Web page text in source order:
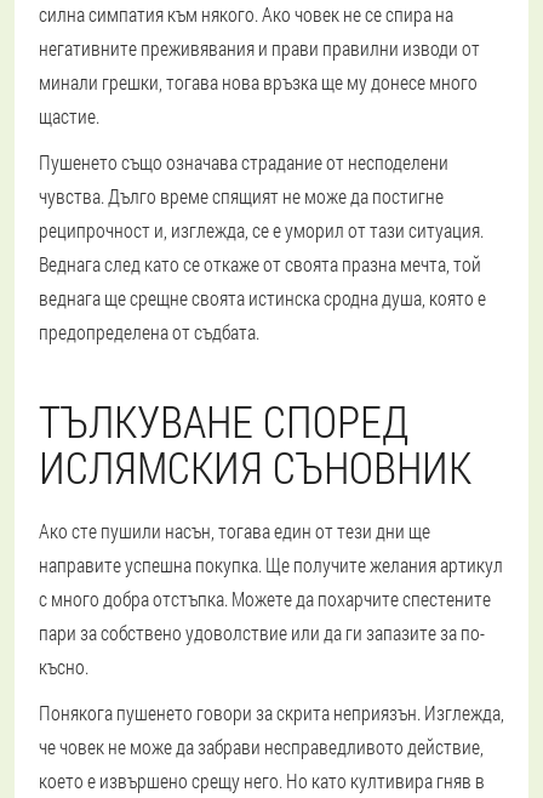
силна симпатия към някого. Ако човек не се спира на
негативните преживявания и прави правилни изводи от
минали грешки, тогава нова връзка ще му донесе много
щастие.
Пушенето също означава страдание от несподелени
чувства. Дълго време спящият не може да постигне
реципрочност и, изглежда, се е уморил от тази ситуация.
Веднага след като се откаже от своята празна мечта, той
веднага ще срещне своята истинска сродна душа, която е
предопределена от съдбата.
ТЪЛКУВАНЕ СПОРЕД
ИСЛЯМСКИЯ СЪНОВНИК
Ако сте пушили насън, тогава един от тези дни ще
направите успешна покупка. Ще получите желания артикул
с много добра отстъпка. Можете да похарчите спестените
пари за собствено удоволствие или да ги запазите за по-
късно.
Понякога пушенето говори за скрита неприязън. Изглежда,
че човек не може да забрави несправедливото действие,
което е извършено срещу него. Но като култивира гняв в